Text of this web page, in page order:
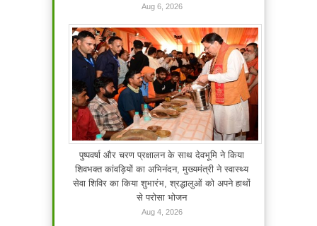
Aug 6, 2026
पुष्पवर्षा और चरण प्रक्षालन के साथ देवभूमि ने किया
शिवभक्त कांवड़ियों का अभिनंदन, मुख्यमंत्री ने स्वास्थ्य
सेवा शिविर का किया शुभारंभ, श्रद्धालुओं को अपने हाथों
से परोसा भोजन
Aug 4, 2026